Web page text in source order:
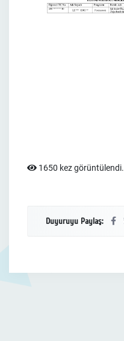
1650 kez görüntülendi.
Duyuruyu Paylaş: